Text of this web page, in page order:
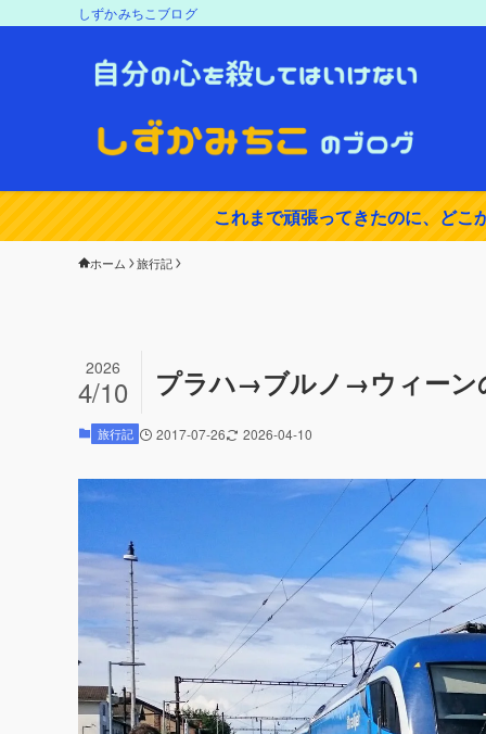
しずかみちこブログ
これまで頑張ってきたのに、どこ
ホーム 旅行記
プラハ→ブルノ→ウィーン
2026
4/10
旅行記 2017-07-26 2026-04-10